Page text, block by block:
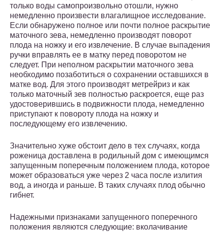
только воды самопроизвольно отошли, нужно
немедленно произвести влагалищное исследование.
Если обнаружено полное или почти полное раскрытие
маточного зева, немедленно производят поворот
плода на ножку и его извлечение. В случае выпадения
ручки вправлять ее в матку перед поворотом не
следует. При неполном раскрытии маточного зева
необходимо позаботиться о сохранении оставшихся в
матке вод. Для этого производят метрейриз и как
только маточный зев полностью раскроется, еще раз
удостоверившись в подвижности плода, немедленно
приступают к повороту плода на ножку и
последующему его извлечению.
Значительно хуже обстоит дело в тех случаях, когда
роженица доставлена в родильный дом с имеющимся
запущенным поперечным положением плода, которое
может образоваться уже через 2 часа после излития
вод, а иногда и раньше. В таких случаях плод обычно
гибнет.
Надежными признаками запущенного поперечного
положения являются следующие: вколачивание